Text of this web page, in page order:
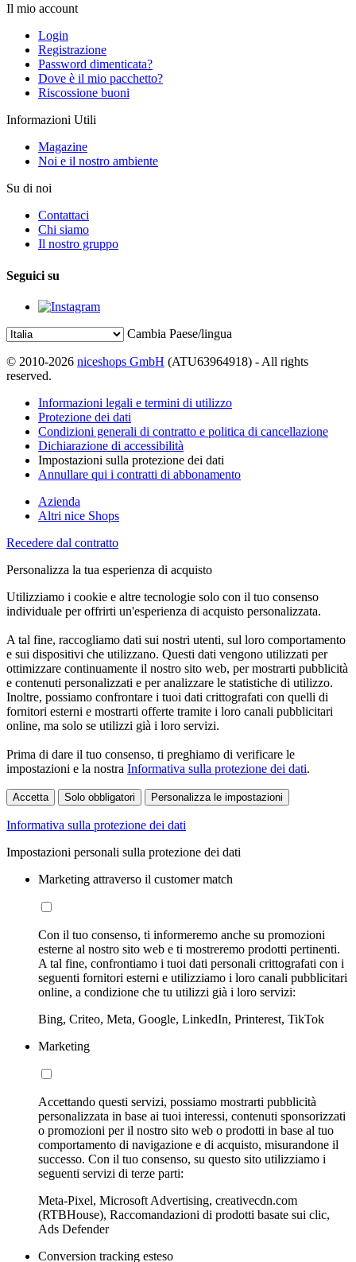
Il mio account
Login
Registrazione
Password dimenticata?
Dove è il mio pacchetto?
Riscossione buoni
Informazioni Utili
Magazine
Noi e il nostro ambiente
Su di noi
Contattaci
Chi siamo
Il nostro gruppo
Seguici su
Cambia Paese/lingua
© 2010-2026 niceshops GmbH (ATU63964918) - All rights
reserved.
Informazioni legali e termini di utilizzo
Protezione dei dati
Condizioni generali di contratto e politica di cancellazione
Dichiarazione di accessibilità
Impostazioni sulla protezione dei dati
Annullare qui i contratti di abbonamento
Azienda
Altri nice Shops
Recedere dal contratto
Personalizza la tua esperienza di acquisto
Utilizziamo i cookie e altre tecnologie solo con il tuo consenso
individuale per offrirti un'esperienza di acquisto personalizzata.
A tal fine, raccogliamo dati sui nostri utenti, sul loro comportamento
e sui dispositivi che utilizzano. Questi dati vengono utilizzati per
ottimizzare continuamente il nostro sito web, per mostrarti pubblicità
e contenuti personalizzati e per analizzare le statistiche di utilizzo.
Inoltre, possiamo confrontare i tuoi dati crittografati con quelli di
fornitori esterni e mostrarti offerte tramite i loro canali pubblicitari
online, ma solo se utilizzi già i loro servizi.
Prima di dare il tuo consenso, ti preghiamo di verificare le
impostazioni e la nostra Informativa sulla protezione dei dati.
Accetta Solo obbligatori Personalizza le impostazioni
Informativa sulla protezione dei dati
Impostazioni personali sulla protezione dei dati
Marketing attraverso il customer match
Con il tuo consenso, ti informeremo anche su promozioni
esterne al nostro sito web e ti mostreremo prodotti pertinenti.
A tal fine, confrontiamo i tuoi dati personali crittografati con i
seguenti fornitori esterni e utilizziamo i loro canali pubblicitari
online, a condizione che tu utilizzi già i loro servizi:
Bing, Criteo, Meta, Google, LinkedIn, Printerest, TikTok
Marketing
Accettando questi servizi, possiamo mostrarti pubblicità
personalizzata in base ai tuoi interessi, contenuti sponsorizzati
o promozioni per il nostro sito web o prodotti in base al tuo
comportamento di navigazione e di acquisto, misurandone il
successo. Con il tuo consenso, su questo sito utilizziamo i
seguenti servizi di terze parti:
Meta-Pixel, Microsoft Advertising, creativecdn.com
(RTBHouse), Raccomandazioni di prodotti basate sui clic,
Ads Defender
Conversion tracking esteso